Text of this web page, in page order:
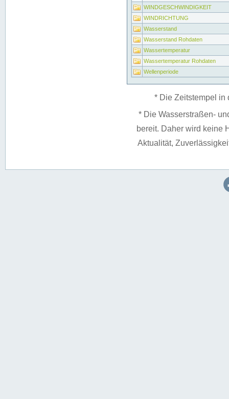
WINDGESCHWINDIGKEIT
WINDRICHTUNG
Wasserstand
Wasserstand Rohdaten
Wassertemperatur
Wassertemperatur Rohdaten
Wellenperiode
* Die Zeitstempel in
* Die Wasserstraßen-
bereit. Daher wird keine
Aktualität,